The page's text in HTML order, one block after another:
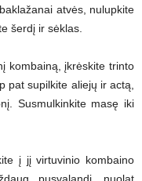
atvės, nulupkite
šerdį ir sėklas.
kombainą, įkrėskite trinto
pat supilkite aliejų ir actą,
Susmulkinkite masę iki
į jį virtuvinio kombaino